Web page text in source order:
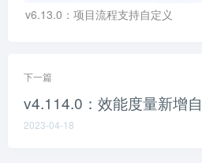
v6.13.0：项目流程支持自定义
下一篇
v4.114.0：效能度量新增
2023-04-18